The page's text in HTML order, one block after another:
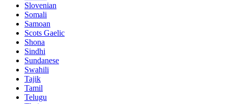
Slovenian
Somali
Samoan
Scots Gaelic
Shona
Sindhi
Sundanese
Swahili
Tajik
Tamil
Telugu